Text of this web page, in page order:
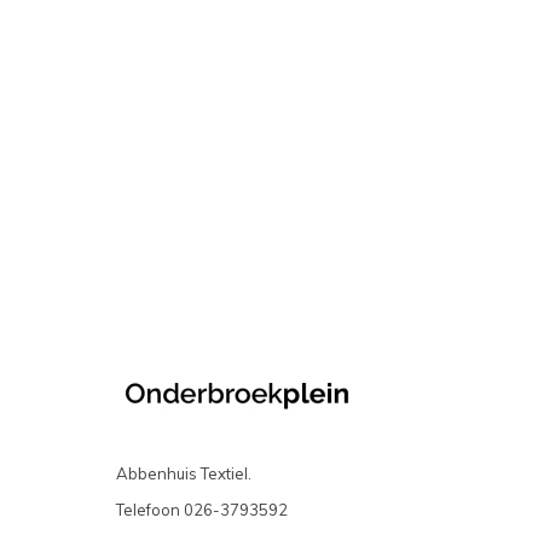
Abbenhuis Textiel.
Telefoon 026-3793592